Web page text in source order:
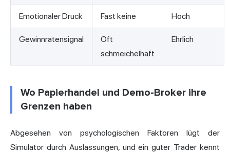
Emotionaler Druck Fast keine Hoch
Gewinnratensignal
Oft
schmeichelhaft
Ehrlich
Wo Papierhandel und Demo-Broker ihre
Grenzen haben
Abgesehen von psychologischen Faktoren lügt der
Simulator durch Auslassungen, und ein guter Trader kennt